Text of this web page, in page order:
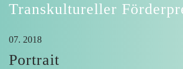
Transkultureller
07. 2018
Portrait